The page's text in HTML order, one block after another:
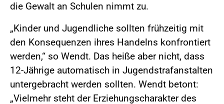
die Gewalt an Schulen nimmt zu.
„Kinder und Jugendliche sollten frühzeitig mit
den Konsequenzen ihres Handelns konfrontiert
werden,“ so Wendt. Das heiße aber nicht, dass
12-Jährige automatisch in Jugendstrafanstalten
untergebracht werden sollten. Wendt betont:
„Vielmehr steht der Erziehungscharakter des